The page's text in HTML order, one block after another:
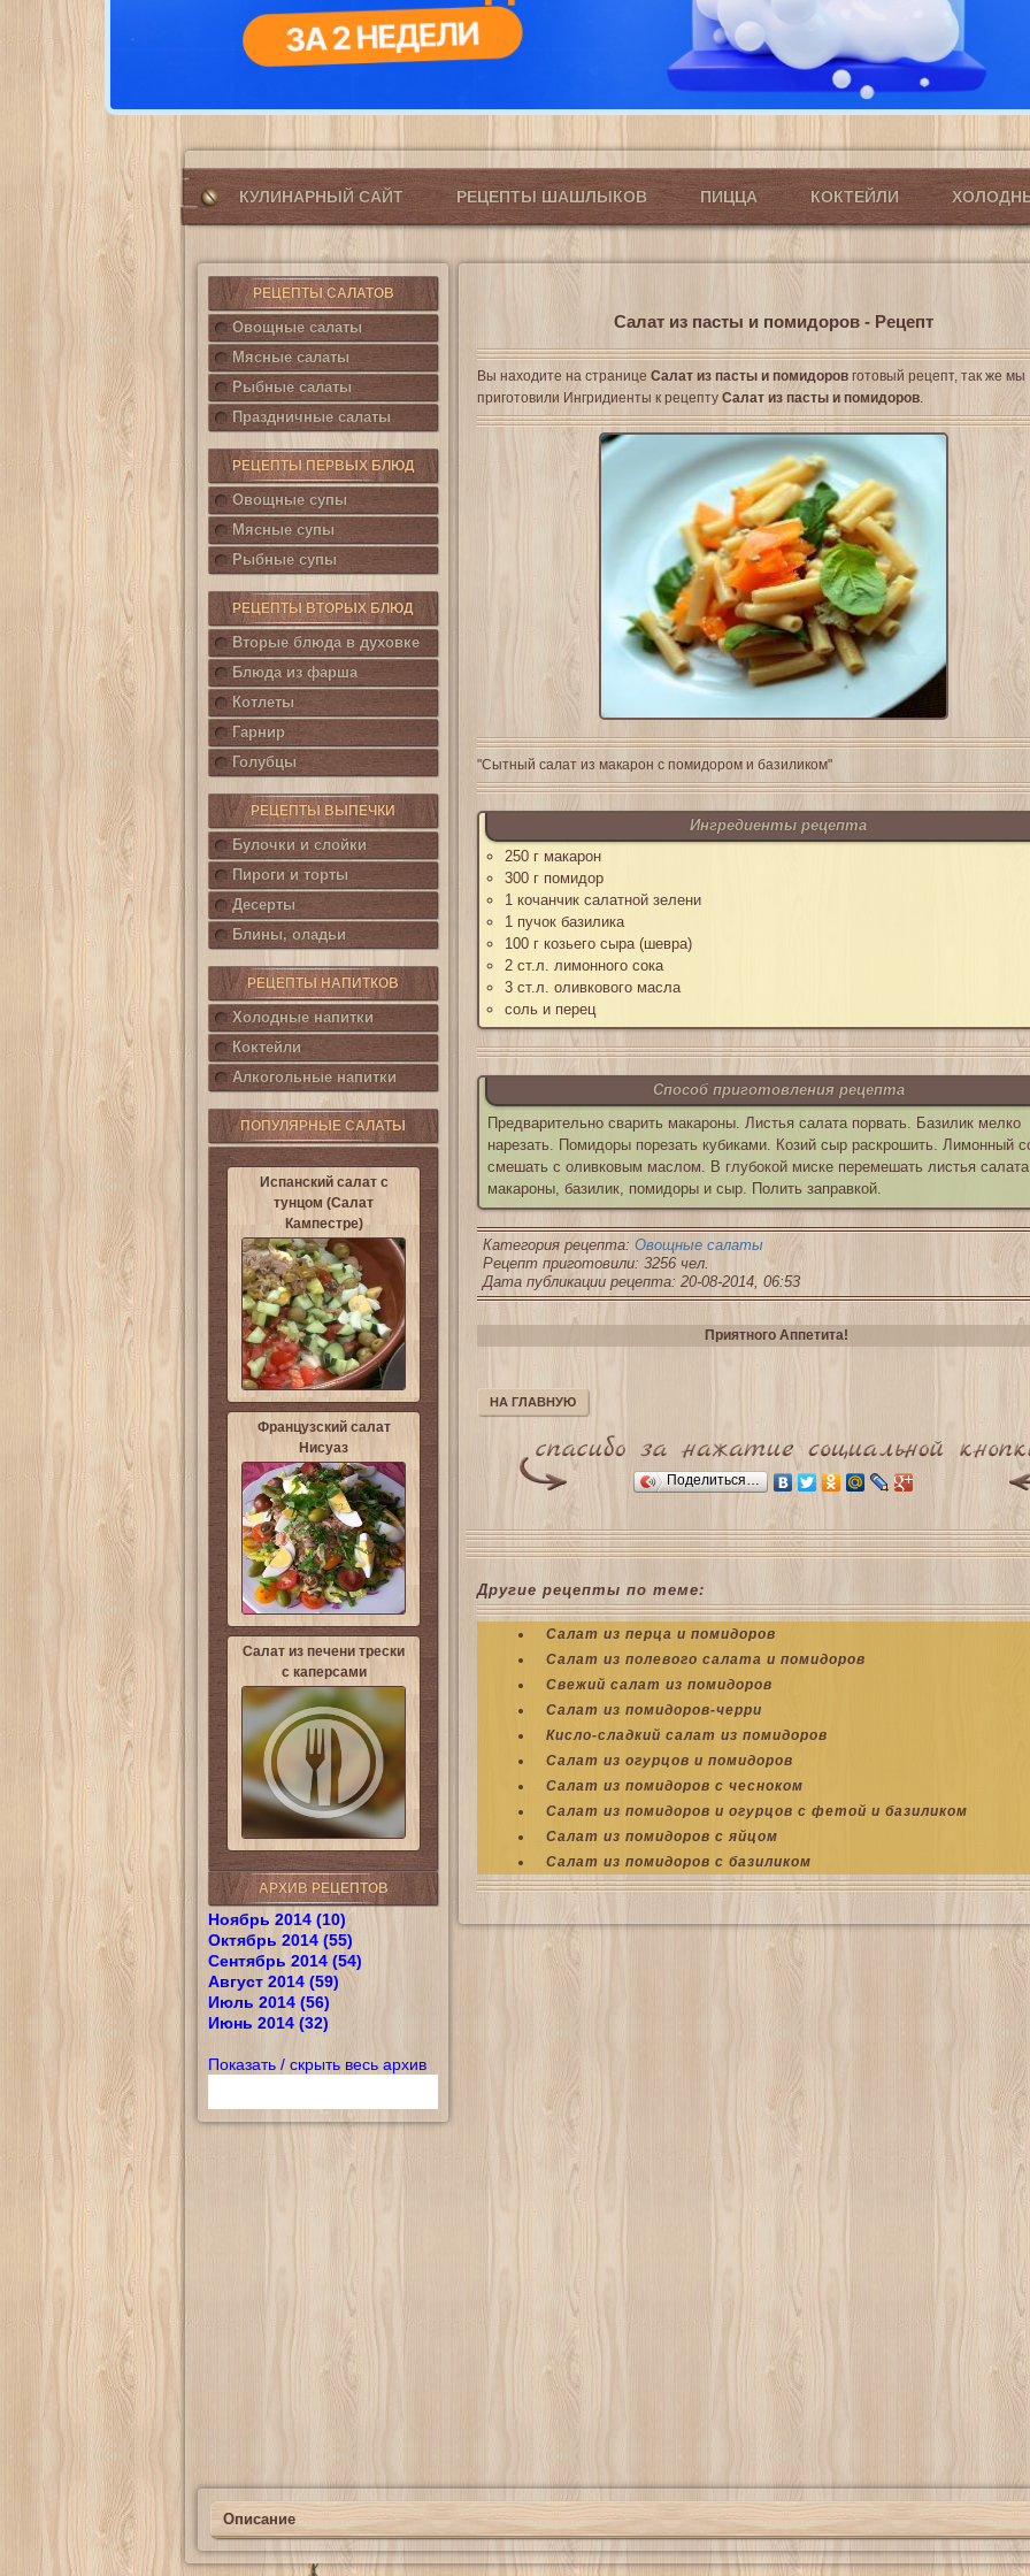
КУЛИНАРНЫЙ САЙТ РЕЦЕПТЫ ШАШЛЫКОВ ПИЦЦА КОКТЕЙЛИ
РЕЦЕПТЫ САЛАТОВ
Овощные салаты
Мясные салаты
Рыбные салаты
Праздничные салаты
РЕЦЕПТЫ ПЕРВЫХ БЛЮД
Овощные супы
Мясные супы
Рыбные супы
РЕЦЕПТЫ ВТОРЫХ БЛЮД
Вторые блюда в духовке
Блюда из фарша
Котлеты
Гарнир
Голубцы
РЕЦЕПТЫ ВЫПЕЧКИ
Булочки и слойки
Пироги и торты
Десерты
Блины, оладьи
РЕЦЕПТЫ НАПИТКОВ
Холодные напитки
Коктейли
Алкогольные напитки
ПОПУЛЯРНЫЕ САЛАТЫ
Испанский салат с
тунцом (Салат
Кампестре)
Французский салат
Нисуаз
Салат из печени трески
с каперсами
АРХИВ РЕЦЕПТОВ
Ноябрь 2014 (10)
Октябрь 2014 (55)
Сентябрь 2014 (54)
Август 2014 (59)
Июль 2014 (56)
Июнь 2014 (32)
Показать / скрыть весь архив
Салат из пасты и помидоров - Рецепт
Вы находите на странице Салат из пасты и помидоров готовый рецепт, так же мы
приготовили Ингридиенты к рецепту Салат из пасты и помидоров
"Сытный салат из макарон с помидором и базиликом"
Ингредиенты рецепта
250 г макарон
300 г помидор
1 кочанчик салатной зелени
1 пучок базилика
100 г козьего сыра (шевра)
2 ст.л. лимонного сока
3 ст.л. оливкового масла
соль и перец
Способ приготовления рецепта
Предварительно сварить макароны. Листья салата порвать. Базилик мелко
нарезать. Помидоры порезать кубиками. Козий сыр раскрошить. Лимонный
смешать с оливковым маслом. В глубокой миске перемешать листья салата,
макароны, базилик, помидоры и сыр. Полить заправкой.
Категория рецепта: Овощные салаты
Рецепт приготовили: 3256 чел.
Дата публикации рецепта: 20-08-2014, 06:53
Приятного Аппетита!
НА ГЛАВНУЮ
Поделиться…
Другие рецепты по теме:
Салат из перца и помидоров
Салат из полевого салата и помидоров
Свежий салат из помидоров
Салат из помидоров-черри
Кисло-сладкий салат из помидоров
Салат из огурцов и помидоров
Салат из помидоров с чесноком
Салат из помидоров и огурцов с фетой и базиликом
Салат из помидоров с яйцом
Салат из помидоров с базиликом
Описание